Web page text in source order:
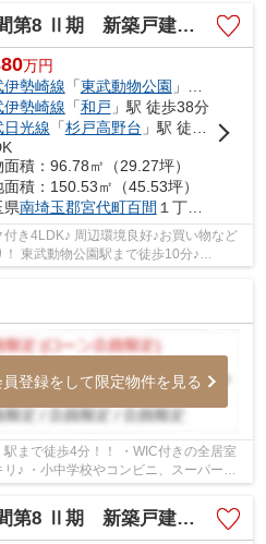
Ⅱ期 新築戸建 全9棟 16号棟
万円
伊勢崎線 「東武動物公園 」駅 徒歩10分
伊勢崎線 「和戸 」駅 徒歩38分
日光線 「杉戸高野台 」駅 徒歩40分
面積：96.78㎡（29.27坪）
面積：150.53㎡（45.53坪）
県南埼玉郡宮代町百間 １丁目1873-3
き4LDK♪ 周辺環境良好♪お買い物など
東武動物公園駅まで徒歩10分♪
自信があります。 1....
員登録をして限定物件を見る
！！ ・WIC付きの全居室
♪ ・小中学校やコンビニ、スーパーな
どの商業施設が徒歩圏内で生活便利！！ 経験...
Ⅱ期 新築戸建 全9棟 18号棟